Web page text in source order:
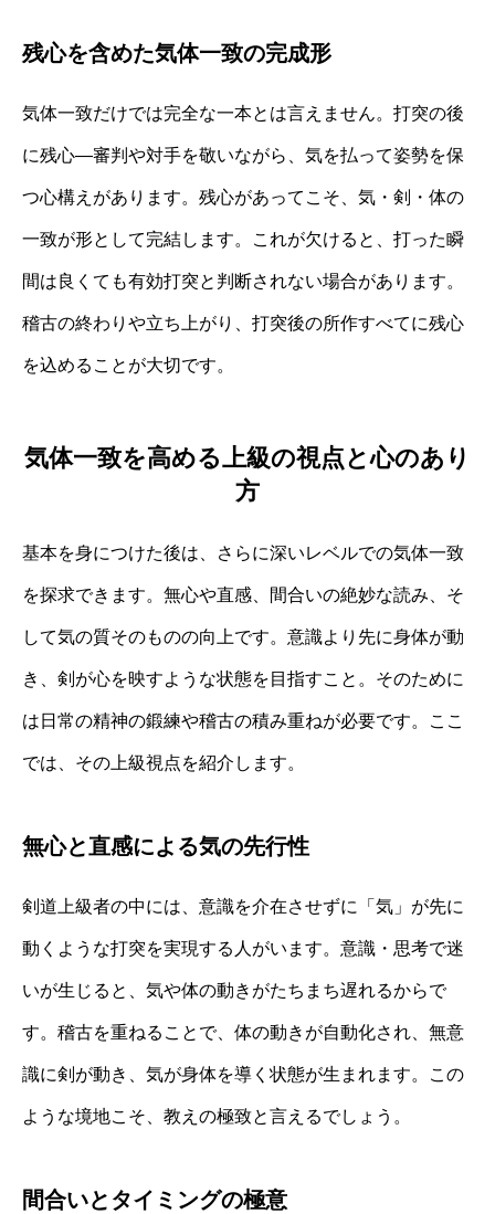
残心を含めた気体一致の完成形
気体一致だけでは完全な一本とは言えません。打突の後
に残心―審判や対手を敬いながら、気を払って姿勢を保
つ心構えがあります。残心があってこそ、気・剣・体の
一致が形として完結します。これが欠けると、打った瞬
間は良くても有効打突と判断されない場合があります。
稽古の終わりや立ち上がり、打突後の所作すべてに残心
を込めることが大切です。
気体一致を高める上級の視点と心のあり
方
基本を身につけた後は、さらに深いレベルでの気体一致
を探求できます。無心や直感、間合いの絶妙な読み、そ
して気の質そのものの向上です。意識より先に身体が動
き、剣が心を映すような状態を目指すこと。そのために
は日常の精神の鍛練や稽古の積み重ねが必要です。ここ
では、その上級視点を紹介します。
無心と直感による気の先行性
剣道上級者の中には、意識を介在させずに「気」が先に
動くような打突を実現する人がいます。意識・思考で迷
いが生じると、気や体の動きがたちまち遅れるからで
す。稽古を重ねることで、体の動きが自動化され、無意
識に剣が動き、気が身体を導く状態が生まれます。この
ような境地こそ、教えの極致と言えるでしょう。
間合いとタイミングの極意